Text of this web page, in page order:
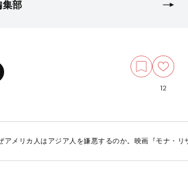
集部
12
アメリカ人はアジア人を嫌悪するのか。映画『モナ・